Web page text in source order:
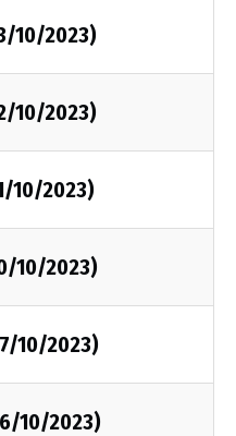
10/2023)
10/2023)
10/2023)
10/2023)
10/2023)
10/2023)